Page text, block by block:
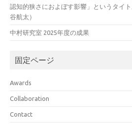
認知的狭さにおよぼす影響」というタイ
谷航太）
中村研究室 2025年度の成果
固定ページ
Awards
Collaboration
Contact